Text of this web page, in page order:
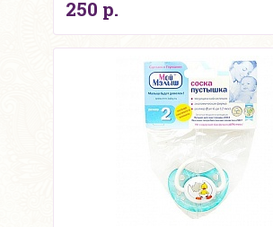
250 р.